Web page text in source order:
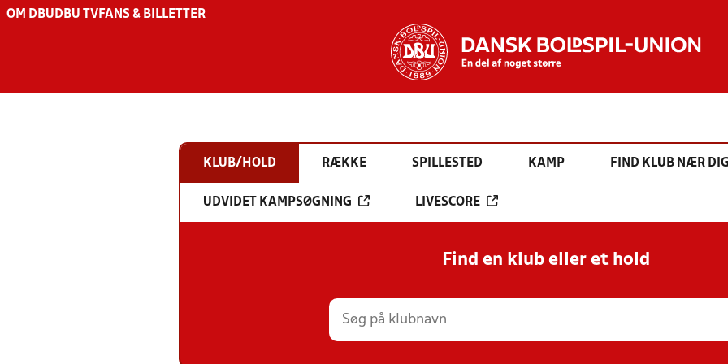
OM DBU DBU TV FANS & BILLETTER
KLUB/HOLD RÆKKE SPILLESTED KAMP FIND KLUB NÆR
UDVIDET KAMPSØGNING LIVESCORE
Find en klub eller et hold